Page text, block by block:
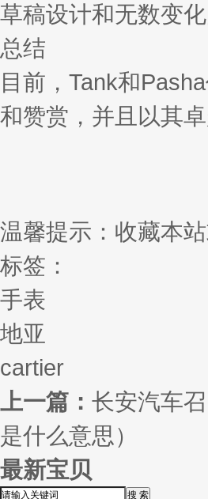
草稿设计和无数变
总结
目前，Tank和
和赞赏，并且以其
温馨提示：收藏本
标签：
手表
地亚
cartier
上一篇： 长安汽车
是什么意思）
最新宝贝